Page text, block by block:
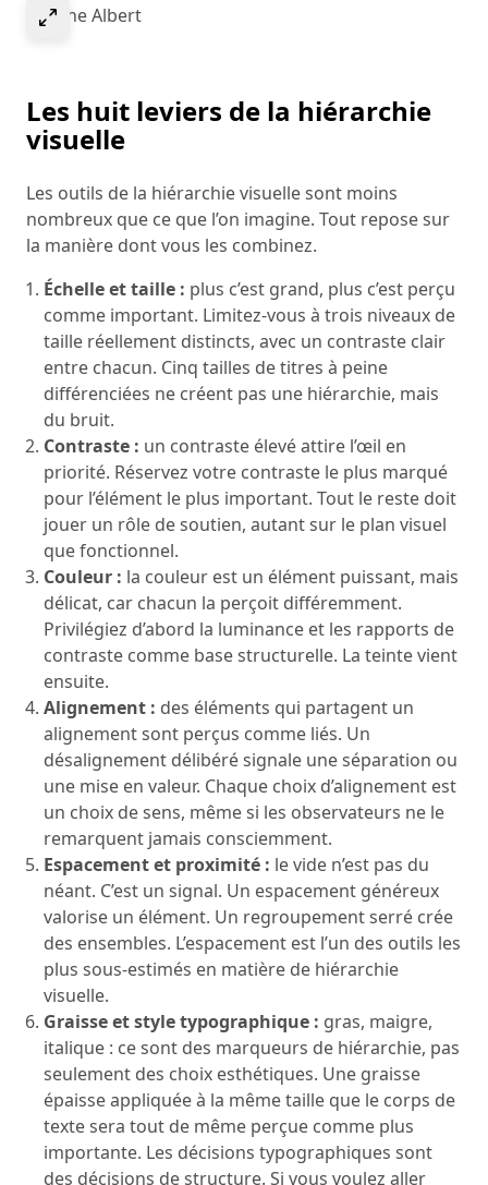
Select to expand image
© Anne Albert
Les huit leviers de la hiérarchie
visuelle
Les outils de la hiérarchie visuelle sont moins
nombreux que ce que l’on imagine. Tout repose sur
la manière dont vous les combinez.
Échelle et taille : plus c’est grand, plus c’est perçu
comme important. Limitez-vous à trois niveaux de
taille réellement distincts, avec un contraste clair
entre chacun. Cinq tailles de titres à peine
différenciées ne créent pas une hiérarchie, mais
du bruit.
Contraste : un contraste élevé attire l’œil en
priorité. Réservez votre contraste le plus marqué
pour l’élément le plus important. Tout le reste doit
jouer un rôle de soutien, autant sur le plan visuel
que fonctionnel.
Couleur : la couleur est un élément puissant, mais
délicat, car chacun la perçoit différemment.
Privilégiez d’abord la luminance et les rapports de
contraste comme base structurelle. La teinte vient
ensuite.
Alignement : des éléments qui partagent un
alignement sont perçus comme liés. Un
désalignement délibéré signale une séparation ou
une mise en valeur. Chaque choix d’alignement est
un choix de sens, même si les observateurs ne le
remarquent jamais consciemment.
Espacement et proximité : le vide n’est pas du
néant. C’est un signal. Un espacement généreux
valorise un élément. Un regroupement serré crée
des ensembles. L’espacement est l’un des outils les
plus sous-estimés en matière de hiérarchie
visuelle.
Graisse et style typographique : gras, maigre,
italique : ce sont des marqueurs de hiérarchie, pas
seulement des choix esthétiques. Une graisse
épaisse appliquée à la même taille que le corps de
texte sera tout de même perçue comme plus
importante. Les décisions typographiques sont
des décisions de structure. Si vous voulez aller